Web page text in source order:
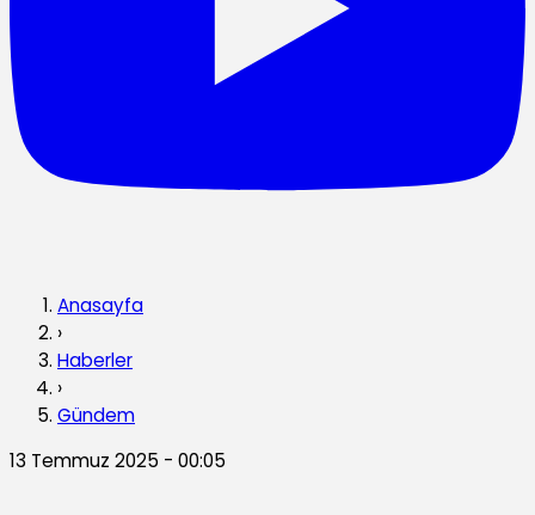
Anasayfa
›
Haberler
›
Gündem
13 Temmuz 2025 - 00:05